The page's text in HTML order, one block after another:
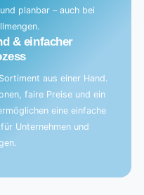
planbar – auch bei
& einfacher
aus einer Hand.
faire Preise und ein
eine einfache
Unternehmen und